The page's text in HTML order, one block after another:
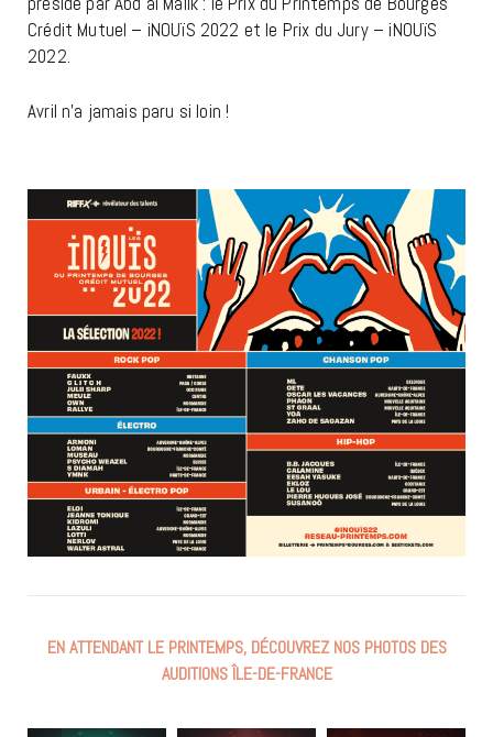
Crédit Mutuel – iNOUïS 2022 et le Prix du Jury – iNOUïS
2022.
Avril n’a jamais paru si loin !
EN ATTENDANT LE PRINTEMPS, DÉCOUVREZ NOS PHOTOS DES
AUDITIONS ÎLE-DE-FRANCE